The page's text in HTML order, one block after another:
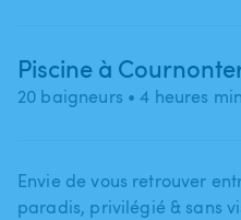
Piscine à
20 baigneurs • 4 heures
Envie de vous retrouver
paradis​,​ privilégié & sans